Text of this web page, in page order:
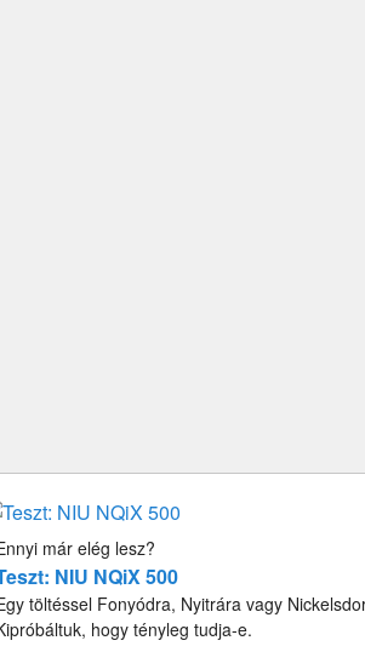
már elég lesz?
NIU NQiX 500
töltéssel Fonyódra, Nyitrára vagy
hogy tényleg tudja-e.